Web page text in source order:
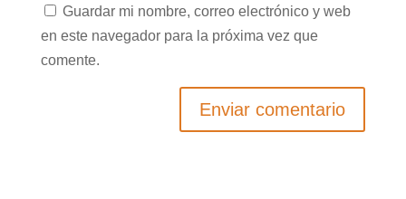
Guardar mi nombre, correo electrónico y web
en este navegador para la próxima vez que
comente.